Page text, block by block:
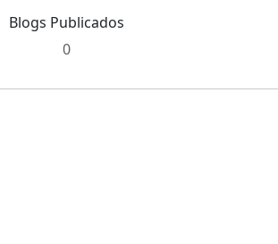
Blogs Publicados
0